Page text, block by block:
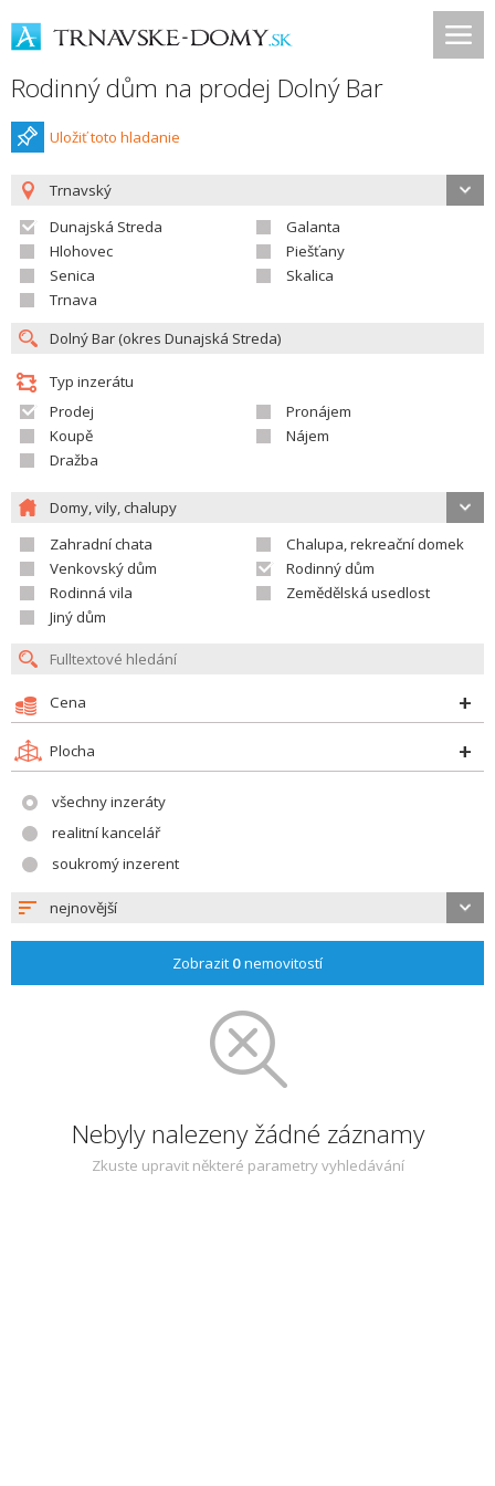
Rodinný dům na prodej Dolný Bar
Uložiť toto hladanie
Trnavský
Dunajská Streda
Galanta
Hlohovec
Piešťany
Senica
Skalica
Trnava
Typ inzerátu
Prodej
Pronájem
Koupě
Nájem
Dražba
Domy, vily, chalupy
Zahradní chata
Chalupa, rekreační domek
Venkovský dům
Rodinný dům
Rodinná vila
Zemědělská usedlost
Jiný dům
Cena
Plocha
všechny inzeráty
realitní kancelář
soukromý inzerent
nejnovější
Zobrazit 0nemovitostí
Nebyly nalezeny žádné záznamy
Zkuste upravit některé parametry vyhledávání